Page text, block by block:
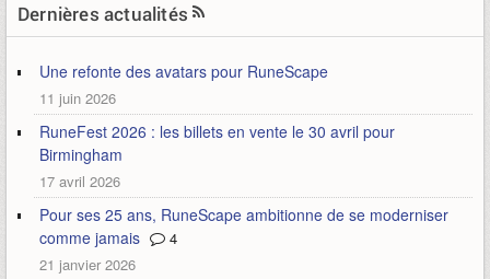
Dernières actualités
Une refonte des avatars pour RuneScape
11 juin 2026
RuneFest 2026 : les billets en vente le 30 avril pour
Birmingham
17 avril 2026
Pour ses 25 ans, RuneScape ambitionne de se moderniser
comme jamais
4
21 janvier 2026